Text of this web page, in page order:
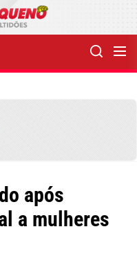
após
a mulheres